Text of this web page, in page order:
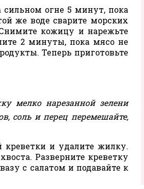
огне 5 минут, пока
же воде сварите морских
кожицу и нарежьте
2 минуты, пока мясо не
Теперь приготовьте
мелко нарезанной зелени
соль и перец перемешайте,
креветки и удалите жилку.
Разверните креветку
с салатом и подавайте к